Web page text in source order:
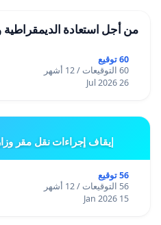
من أجل استعادة الديمقراطية
60 توقيع
60 التوقيعات / 12 أشهر
26 Jul 2026
إيقاف إجراءات نقل مقر
56 توقيع
56 التوقيعات / 12 أشهر
15 Jan 2026